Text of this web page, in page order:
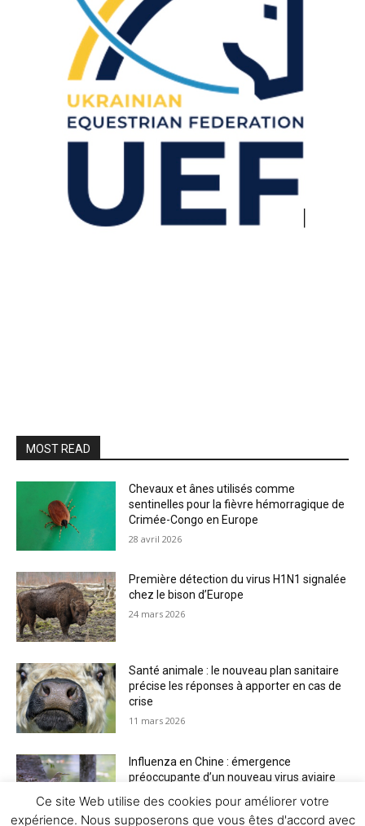
MOST READ
Chevaux et ânes utilisés comme
sentinelles pour la fièvre hémorragique de
Crimée-Congo en Europe
28 avril 2026
Première détection du virus H1N1 signalée
chez le bison d’Europe
24 mars 2026
Santé animale : le nouveau plan sanitaire
précise les réponses à apporter en cas de
crise
11 mars 2026
Influenza en Chine : émergence
préoccupante d’un nouveau virus aviaire
Ce site Web utilise des cookies pour améliorer votre
expérience. Nous supposerons que vous êtes d'accord avec